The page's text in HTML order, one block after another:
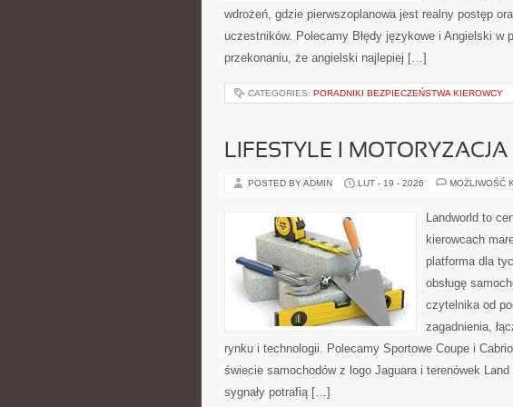
wdrożeń, gdzie pierwszoplanowa jest realny postęp
uczestników. Polecamy Błędy językowe i Angielski w
przekonaniu, że angielski najlepiej […]
CATEGORIES: PORADNIKI BEZPIECZEŃSTWA KIEROWCY
LIFESTYLE I MOTORYZACJA
POSTED BY ADMIN LUT - 19 - 2026 MOŻLIWOŚĆ
Landworld to
kierowcach
platforma dla
obsługę
czytelnika od
zagadnienia,
rynku i technologii. Polecamy Sportowe Coupe i
świecie samochodów z logo Jaguara i terenówek
sygnały potrafią […]